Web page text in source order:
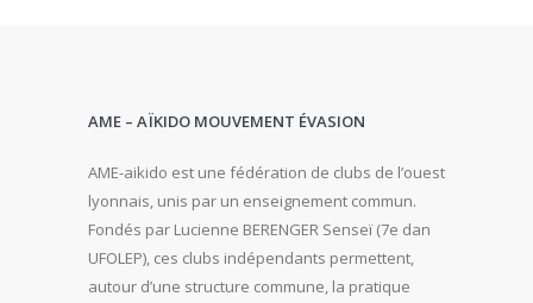
AME – AÏKIDO MOUVEMENT ÉVASION
AME-aikido est une fédération de clubs de l’ouest
lyonnais, unis par un enseignement commun.
Fondés par Lucienne BERENGER Senseï (7e dan
UFOLEP), ces clubs indépendants permettent,
autour d’une structure commune, la pratique